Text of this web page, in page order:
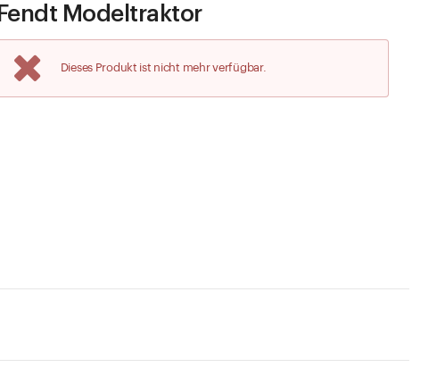
Zu den Merklisten
Fendt Modeltraktor
Dieses Produkt ist nicht mehr verfügbar.